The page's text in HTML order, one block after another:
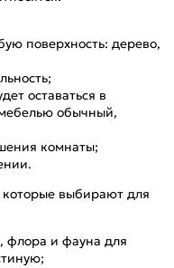
поверхность: дерево,
оставаться в
обычный,
комнаты;
выбирают для
флора и фауна для